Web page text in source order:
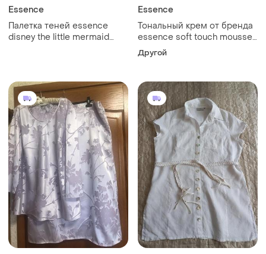
Essence
Палетка теней essence
disney the little mermaid
Essence
Тональный крем от бренда
essence soft touch mousse
make-up 16 matte vanilla
новый оригинал б/у
Другой